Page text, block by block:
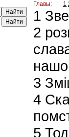
Найти
Главы: 1
1
2
3
4
5